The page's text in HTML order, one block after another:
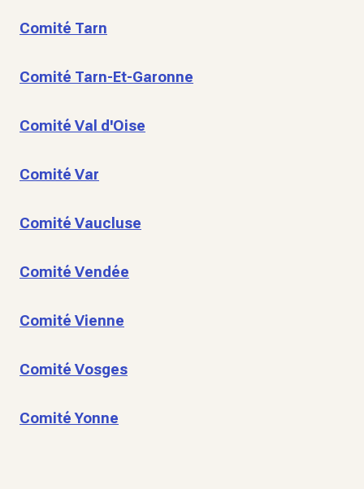
Comité Tarn
Comité Tarn-Et-Garonne
Comité Val d'Oise
Comité Var
Comité Vaucluse
Comité Vendée
Comité Vienne
Comité Vosges
Comité Yonne